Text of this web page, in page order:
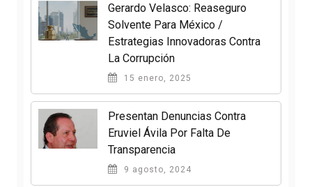
Gerardo Velasco: Reaseguro
Solvente Para México /
Estrategias Innovadoras Contra
La Corrupción
15 enero, 2025
Presentan Denuncias Contra
Eruviel Ávila Por Falta De
Transparencia
9 agosto, 2024